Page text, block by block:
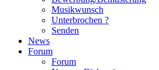
Musikwunsch
Unterbrochen ?
Senden
News
Forum
Forum